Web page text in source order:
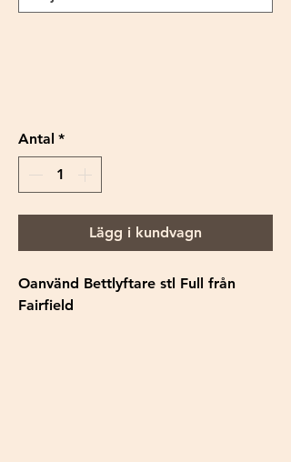
Antal *
Lägg i kundvagn
Oanvänd Bettlyftare stl Full från
Fairfield